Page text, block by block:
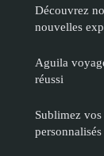
Découvrez
nouvelles
Aguila
réussi
Sublimez
personnalisés